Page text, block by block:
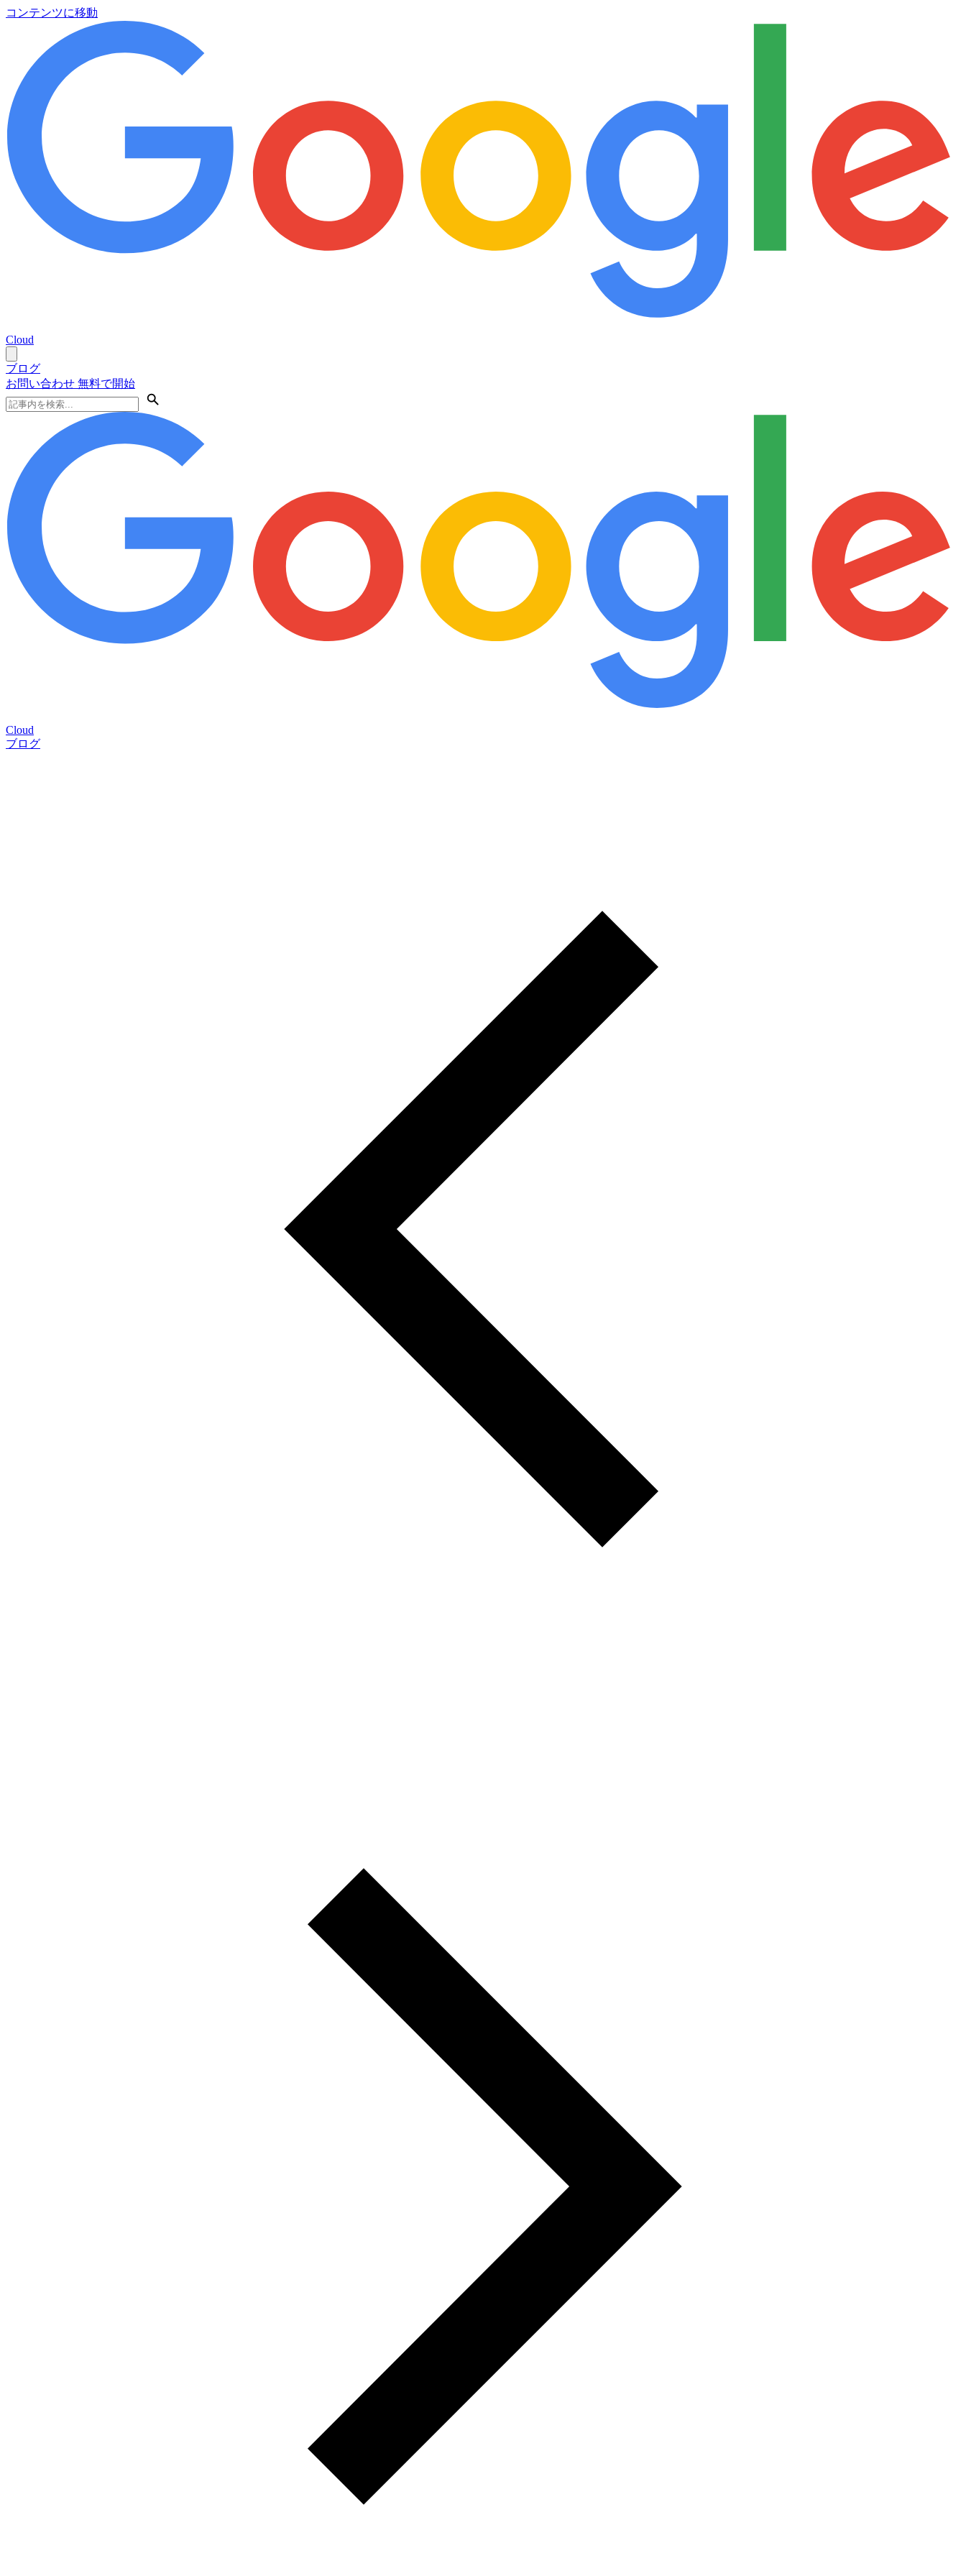
コンテンツに移動
Cloud
ブログ
お問い合わせ 無料で開始
Cloud
ブログ